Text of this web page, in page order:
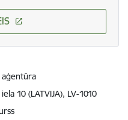
aģentūra
10 (LATVIJA), LV-1010